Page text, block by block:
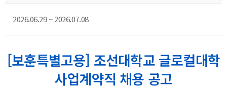
2026.06.29 ~ 2026.07.08
[보훈특별고용] 조선대학교 글로컬대학
사업계약직 채용 공고